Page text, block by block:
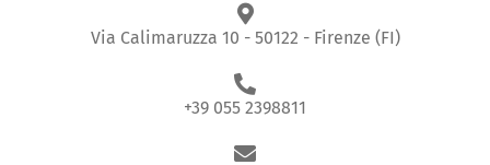
Via Calimaruzza 10 - 50122 - Firenze (FI)
+39 055 2398811